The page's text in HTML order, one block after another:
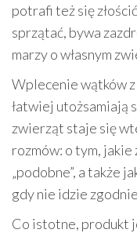
potrafi też się
sprzątać, bywa
marzy o własnym
Wplecenie wątków
łatwiej utożsamiają
zwierząt staje się
rozmów: o tym,
„podobne”, a także
gdy nie idzie
Co istotne, produkt